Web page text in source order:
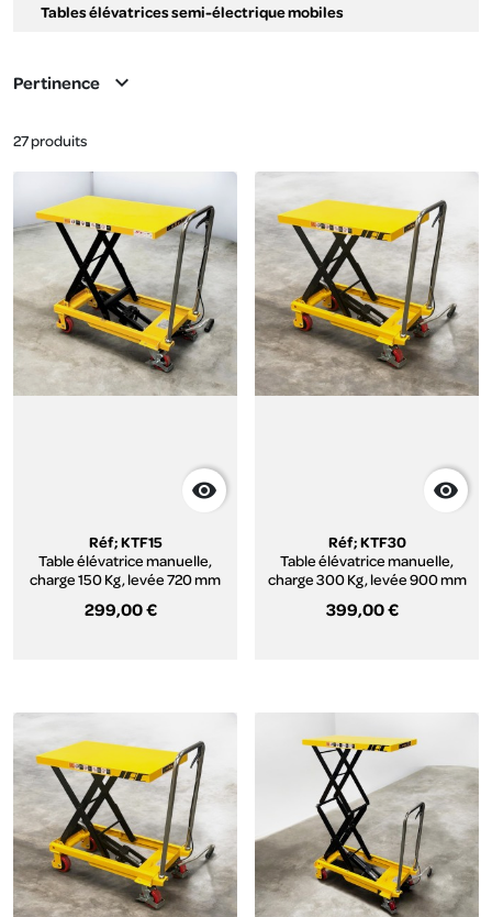
Tables élévatrices semi-électrique mobiles
27 produits
Pertinence expand_more

Réf; KTF15
Table élévatrice manuelle,
charge 150 Kg, levée 720 mm
299,00 €

Réf; KTF30
Table élévatrice manuelle,
charge 300 Kg, levée 900 mm
399,00 €